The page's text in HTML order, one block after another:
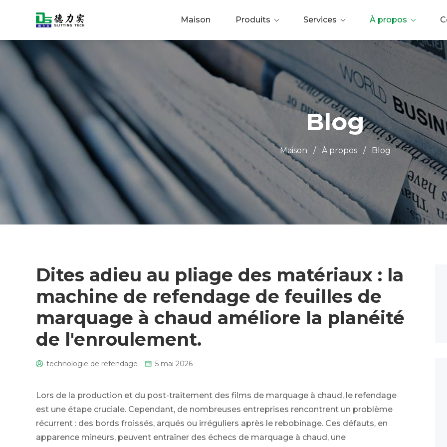
Maison Produits Services À propos
Blog
Maison / À propos / Blog
Dites adieu au pliage des matériaux : la
machine de refendage de feuilles de
marquage à chaud améliore la planéité
de l'enroulement.
technologie de refendage 5 mai 2026
Lors de la production et du post-traitement des films de marquage à chaud, le refendage
est une étape cruciale. Cependant, de nombreuses entreprises rencontrent un problème
récurrent : des bords froissés, arqués ou irréguliers après le rebobinage. Ces défauts, en
apparence mineurs, peuvent entraîner des échecs de marquage à chaud, une